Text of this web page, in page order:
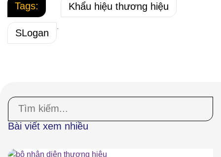
Tags: Khẩu hiệu thương hiệu
SLogan
.
Bài viết xem nhiều